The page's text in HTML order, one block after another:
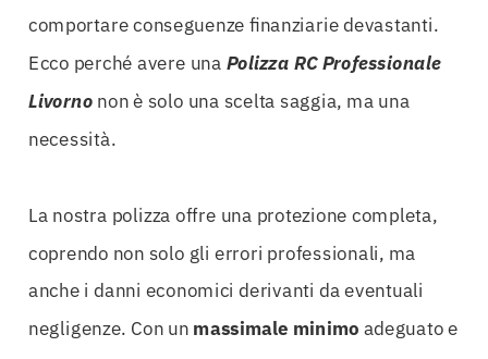
comportare conseguenze finanziarie devastanti.
Ecco perché avere una Polizza RC Professionale
Livorno non è solo una scelta saggia, ma una
necessità.
La nostra polizza offre una protezione completa,
coprendo non solo gli errori professionali, ma
anche i danni economici derivanti da eventuali
negligenze. Con un massimale minimo adeguato e